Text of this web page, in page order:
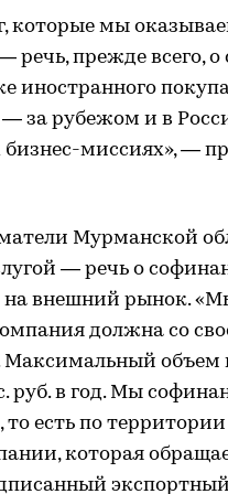
которые мы
прежде всего,
иностранного
за рубежом и в
миссиях», —
Мурманской
— речь о
на внешний рынок.
должна со
Максимальный
руб. в год. Мы
есть по
которая